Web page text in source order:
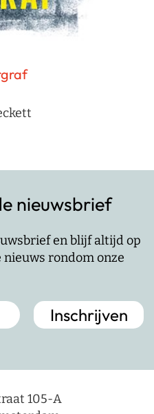
nieuwsbrief
en blijf altijd op
rondom onze
105-A